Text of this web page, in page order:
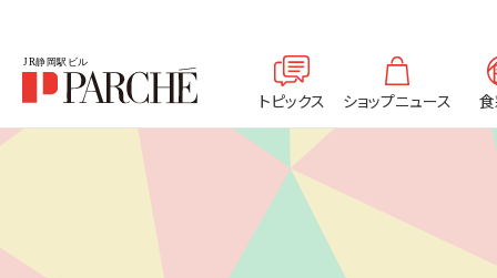
トピックス ショップニュース